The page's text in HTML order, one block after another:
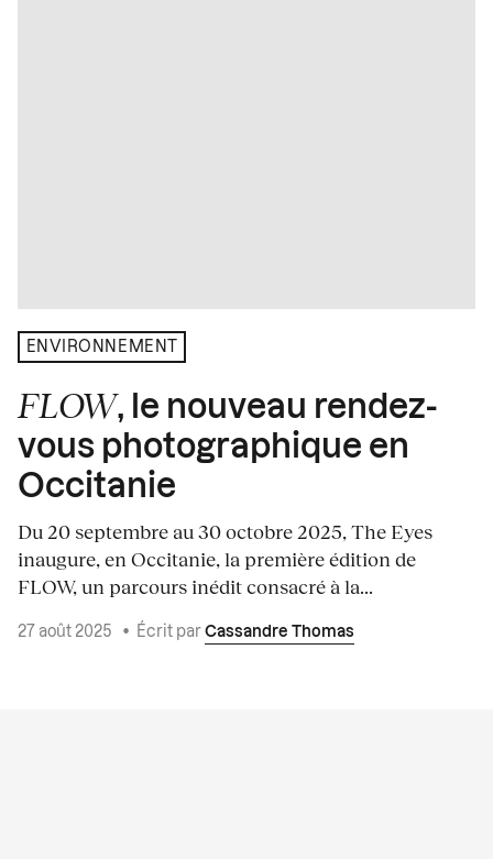
ENVIRONNEMENT
FLOW, le nouveau rendez-
vous photographique en
Occitanie
Du 20 septembre au 30 octobre 2025, The Eyes
inaugure, en Occitanie, la première édition de
FLOW, un parcours inédit consacré à la...
27 août 2025 • Écrit par Cassandre Thomas